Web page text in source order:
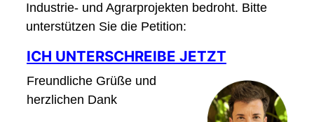
Industrie- und Agrarprojekten bedroht. Bitte
unterstützen Sie die Petition:
ICH UNTERSCHREIBE JETZT
Freundliche Grüße und
herzlichen Dank